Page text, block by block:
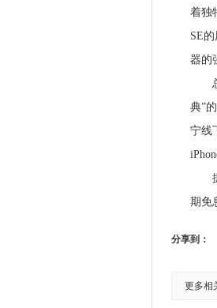
着独
SE
器的
总
典”
宁线
据
期免
分享到：
更多相